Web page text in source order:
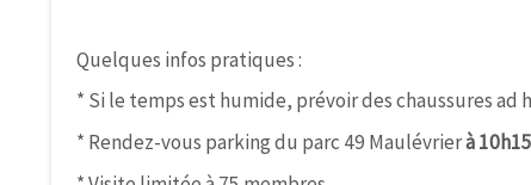
Quelques infos pratiques :
* Si le temps est humide, prévoir des chaussures ad
* Rendez-vous parking du parc 49 Maulévrierà